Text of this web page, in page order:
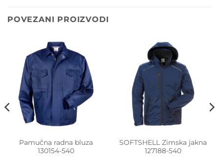
POVEZANI PROIZVODI
Pamučna radna bluza
130154-540
SOFTSHELL Zimska jakna
127188-540